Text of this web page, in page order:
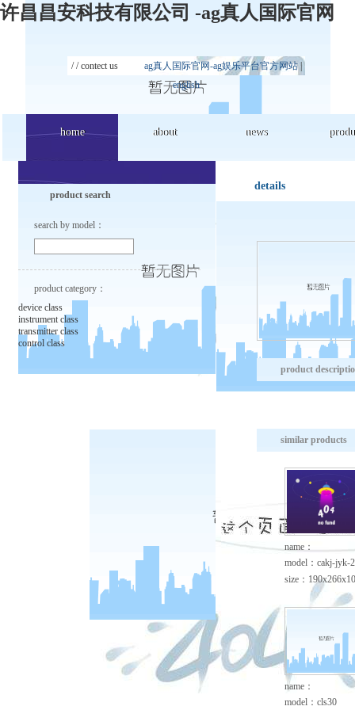
许昌昌安科技有限公司 -ag真人国际官网
/ /contect us ag真人国际官网-ag娱乐平台官方网站|
english
home
home about
about news
news
product search
search by model：
product category：
device class
instrument class
transmitter class
control class
details
product
similar products
name：
model：cakj-jyk-
size：
name：
model：cls30